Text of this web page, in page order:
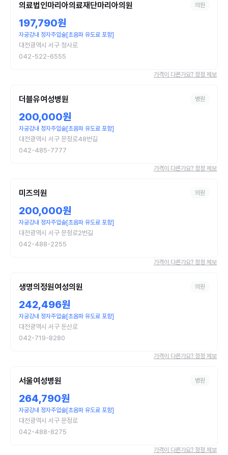
의료법인마리아의료재단마리아의원 의원
197,790원
자궁강내 정자주입술[초음파 유도료 포함]
대전광역시 서구 청사로
042-522-6555
가격이 다른가요? 정정 제보
더블유여성병원 병원
200,000원
자궁강내 정자주입술[초음파 유도료 포함]
대전광역시 서구 문정로48번길
042-485-7777
가격이 다른가요? 정정 제보
미즈의원 의원
200,000원
자궁강내 정자주입술[초음파 유도료 포함]
대전광역시 서구 문정로2번길
042-488-2255
가격이 다른가요? 정정 제보
생명의정원여성의원 의원
242,496원
자궁강내 정자주입술[초음파 유도료 포함]
대전광역시 서구 둔산로
042-719-8280
가격이 다른가요? 정정 제보
서울여성병원 병원
264,790원
자궁강내 정자주입술[초음파 유도료 포함]
대전광역시 서구 문정로
042-488-8275
가격이 다른가요? 정정 제보